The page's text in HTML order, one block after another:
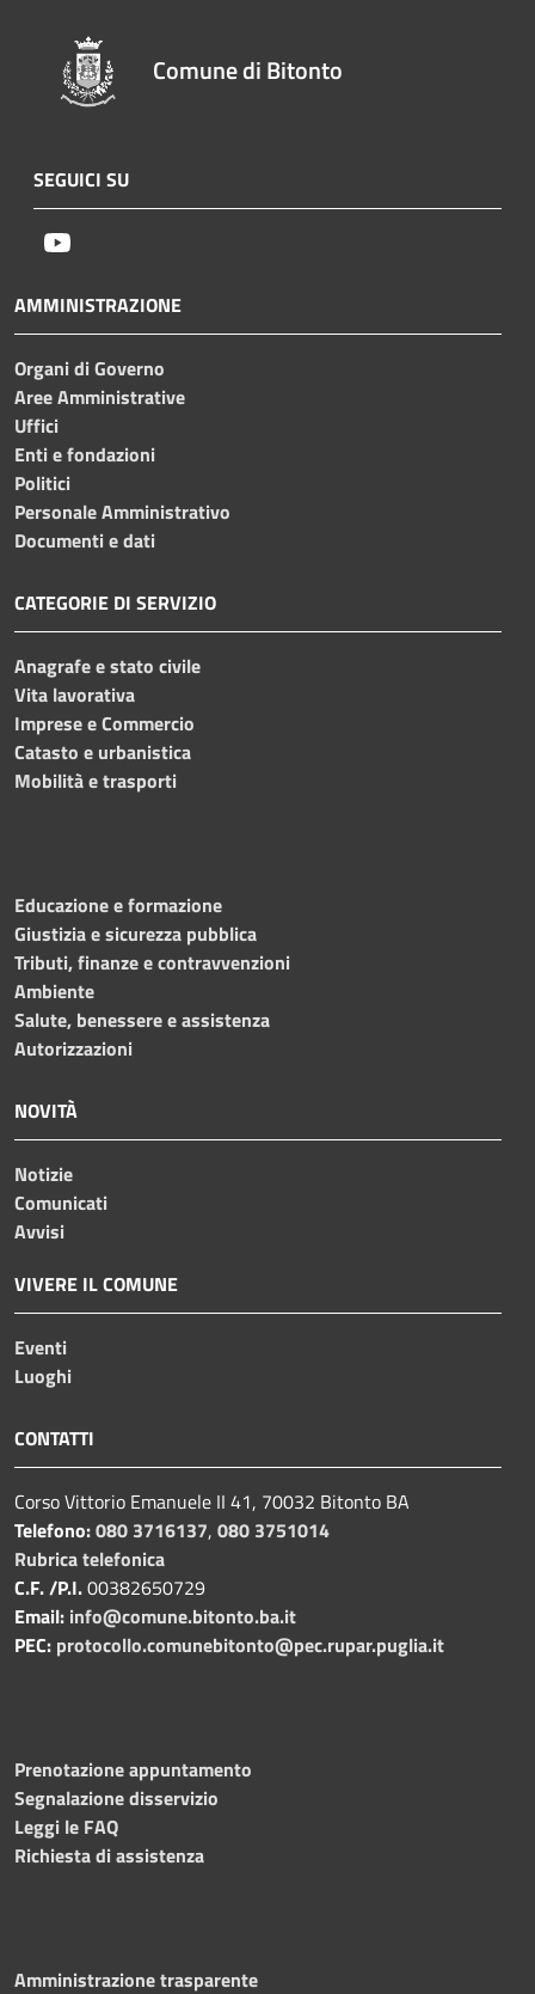
Comune di Bitonto
SEGUICI SU
AMMINISTRAZIONE
Organi di Governo
Aree Amministrative
Uffici
Enti e fondazioni
Politici
Personale Amministrativo
Documenti e dati
CATEGORIE DI SERVIZIO
Anagrafe e stato civile
Vita lavorativa
Imprese e Commercio
Catasto e urbanistica
Mobilità e trasporti
Educazione e formazione
Giustizia e sicurezza pubblica
Tributi, finanze e contravvenzioni
Ambiente
Salute, benessere e assistenza
Autorizzazioni
NOVITÀ
Notizie
Comunicati
Avvisi
VIVERE IL COMUNE
Eventi
Luoghi
CONTATTI
Corso Vittorio Emanuele II 41, 70032 Bitonto BA
Telefono:080 3716137, 080 3751014
Rubrica telefonica
C.F. /P.I.00382650729
Email: info@comune.bitonto.ba.it
PEC: protocollo.comunebitonto@pec.rupar.puglia.it
Prenotazione appuntamento
Segnalazione disservizio
Leggi le FAQ
Richiesta di assistenza
Amministrazione trasparente